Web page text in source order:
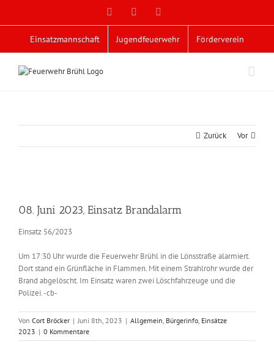
Facebook
Einsatzmannschaft Jugendfeuerwehr Förderverein
Zurück Vor
Bild
08. Juni 2023, Einsatz Brandalarm
Einsatz 56/2023
Um 17:30 Uhr wurde die Feuerwehr Brühl in die Lönsstraße alarmiert.
Dort stand ein Grünfläche in Flammen. Mit einem Strahlrohr wurde der
Brand abgelöscht. Im Einsatz waren zwei Löschfahrzeuge und die
Polizei. -cb-
Von Cort Bröcker | Juni 8th, 2023 | Allgemein, Bürgerinfo, Einsätze
2023 | 0 Kommentare